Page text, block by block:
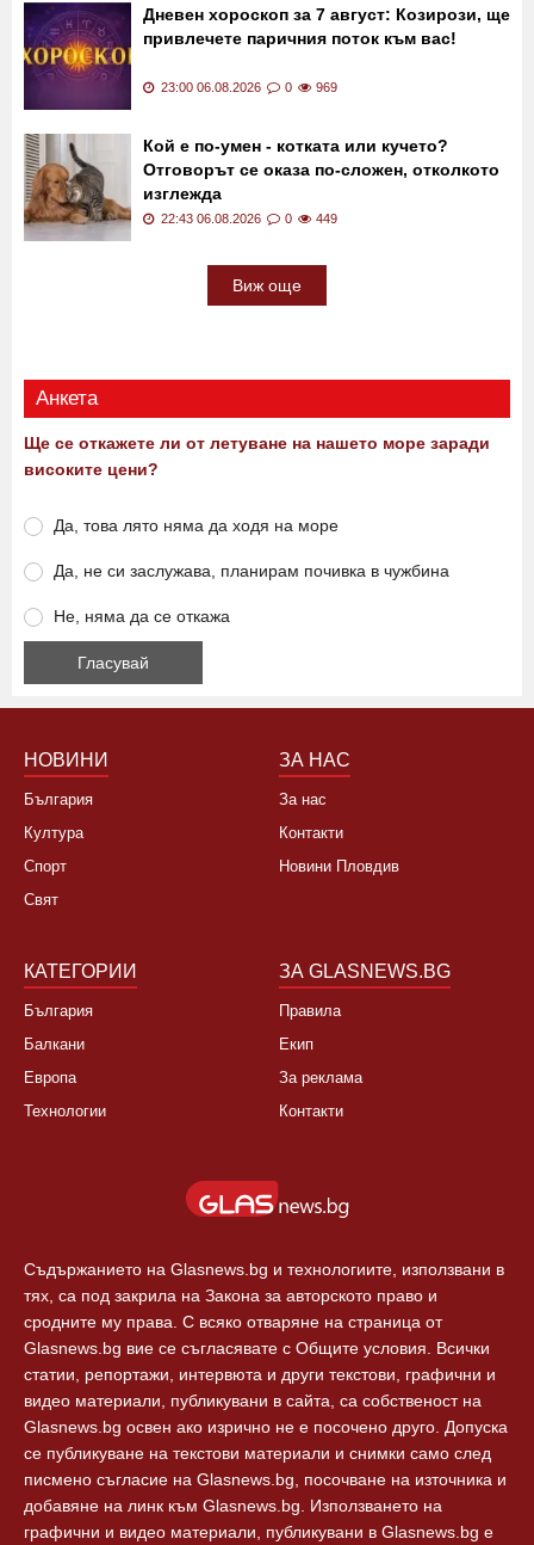
Дневен хороскоп за 7 август: Козирози, ще
привлечете паричния поток към вас!
23:00 06.08.2026 0 969
Кой е по-умен - котката или кучето?
Отговорът се оказа по-сложен, отколкото
изглежда
22:43 06.08.2026 0 449
Виж още
Анкета
Ще се откажете ли от летуване на нашето море заради
високите цени?
Да, това лято няма да ходя на море
Да, не си заслужава, планирам почивка в чужбина
Не, няма да се откажа
НОВИНИ
България
Култура
Спорт
Свят
ЗА НАС
За нас
Контакти
Новини Пловдив
КАТЕГОРИИ
България
Балкани
Европа
Технологии
ЗА GLASNEWS.BG
Правила
Екип
За реклама
Контакти
Съдържанието на Glasnews.bg и технологиите, използвани в
тях, са под закрила на Закона за авторското право и
сродните му права. С всяко отваряне на страница от
Glasnews.bg вие се съгласявате с Общите условия. Всички
статии, репортажи, интервюта и други текстови, графични и
видео материали, публикувани в сайта, са собственост на
Glasnews.bg освен ако изрично не е посочено друго. Допуска
се публикуване на текстови материали и снимки само след
писмено съгласие на Glasnews.bg, посочване на източника и
добавяне на линк към Glasnews.bg. Използването на
графични и видео материали, публикувани в Glasnews.bg е